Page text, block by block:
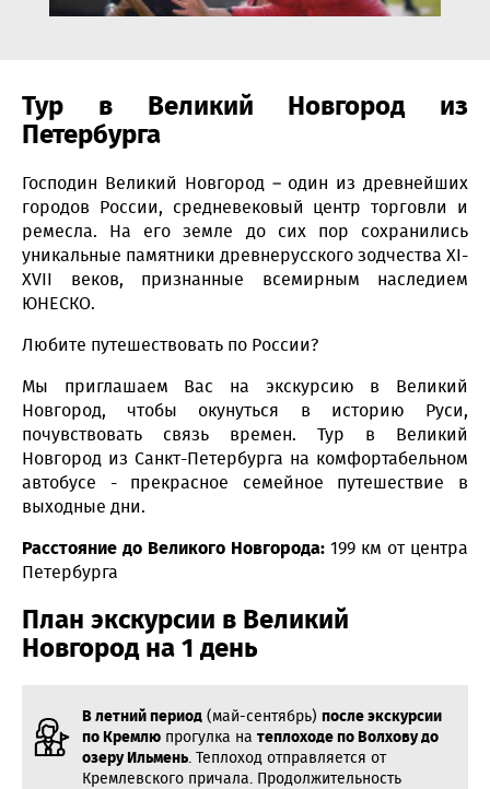
Тур в Великий Новгород из
Петербурга
Господин Великий Новгород – один из древнейших
городов России, средневековый центр торговли и
ремесла. На его земле до сих пор сохранились
уникальные памятники древнерусского зодчества XI-
XVII веков, признанные всемирным наследием
ЮНЕСКО.
Любите путешествовать по России?
Мы приглашаем Вас на экскурсию в Великий
Новгород, чтобы окунуться в историю Руси,
почувствовать связь времен. Тур в Великий
Новгород из Санкт-Петербурга на комфортабельном
автобусе - прекрасное семейное путешествие в
выходные дни.
Расстояние до Великого Новгорода: 199 км от центра
Петербурга
План экскурсии в Великий
Новгород на 1 день
В летний период (май-сентябрь) после экскурсии
по Кремлю прогулка на теплоходе по Волхову до
озеру Ильмень. Теплоход отправляется от
Кремлевского причала. Продолжительность